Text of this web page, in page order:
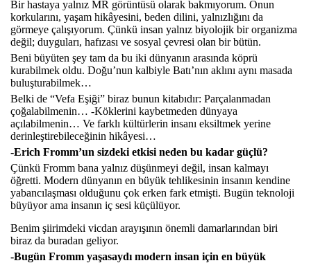
Bir hastaya yalnız MR görüntüsü olarak bakmıyorum. Onun
korkularını, yaşam hikâyesini, beden dilini, yalnızlığını da
görmeye çalışıyorum. Çünkü insan yalnız biyolojik bir organizma
değil; duyguları, hafızası ve sosyal çevresi olan bir bütün.
Beni büyüten şey tam da bu iki dünyanın arasında köprü
kurabilmek oldu. Doğu’nun kalbiyle Batı’nın aklını aynı masada
buluşturabilmek…
Belki de “Vefa Eşiği” biraz bunun kitabıdır: Parçalanmadan
çoğalabilmenin… -Köklerini kaybetmeden dünyaya
açılabilmenin… Ve farklı kültürlerin insanı eksiltmek yerine
derinleştirebileceğinin hikâyesi…
-Erich Fromm’un sizdeki etkisi neden bu kadar güçlü?
Çünkü Fromm bana yalnız düşünmeyi değil, insan kalmayı
öğretti. Modern dünyanın en büyük tehlikesinin insanın kendine
yabancılaşması olduğunu çok erken fark etmişti. Bugün teknoloji
büyüyor ama insanın iç sesi küçülüyor.
Benim şiirimdeki vicdan arayışının önemli damarlarından biri
biraz da buradan geliyor.
-Bugün Fromm yaşasaydı modern insan için en büyük